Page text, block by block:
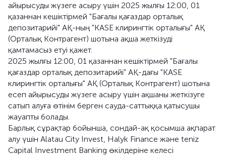
айырысуды жүзеге асыру үшін 2025 жылғы 12:00, 01
қазаннан кешіктірмей "Бағалы қағаздар орталық
депозитарийі" АҚ-ның "KASE клирингтік орталығы" АҚ
(Орталық Контрагент) шотына ақша жеткізуді
қамтамасыз етуі қажет.
2025 жылғы 12:00, 01 қазаннан кешіктірмей "Бағалы
қағаздар орталық депозитарийі" АҚ-дағы "KASE
клирингтік орталығы" АҚ (Орталық Контрагент) шотына
есеп айырысуды жүзеге асыру үшін ақшаны жеткізуге
сатып алуға өтінім берген сауда-саттыққа қатысушы
жауапты болады.
Барлық сұрақтар бойынша, сондай-ақ қосымша ақпарат
алу үшін Alatau City Invest, Halyk Finance және teniz
Capital Investment Banking өкілдеріне келесі